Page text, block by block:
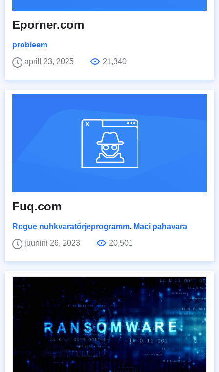
Eporner.com
probleem
aprill 23, 2025
21,340
Fuq.com
Rogue nuhkvaratõrjeprogramm, Maci pahavara
juunini 26, 2023
20,501